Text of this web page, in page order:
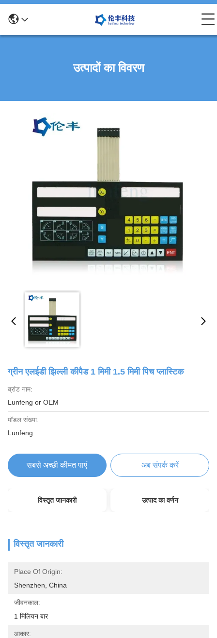
उत्पादों का विवरण
ग्रीन एलईडी झिल्ली कीपैड 1 मिमी 1.5 मिमी पिच प्लास्टिक
ब्रांड नाम:
Lunfeng or OEM
मॉडल संख्या:
Lunfeng
सबसे अच्छी कीमत पाएं अब संपर्क करें
विस्तृत जानकारी उत्पाद का वर्णन
विस्तृत जानकारी
Place Of Origin:
Shenzhen, China
जीवनकाल:
1 मिलियन बार
आकार: